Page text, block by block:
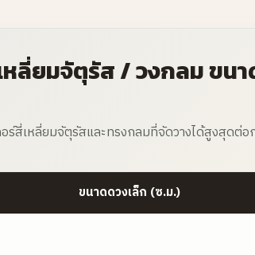
หลี่ยมจัตุรัส / วงกลม ขนา
สี่เหลี่ยมจัตุรัสและทรงกลมที่จัดวางได้สูงสุดต่
ลม ขนาดสำเร็จ A4 จำนวน 1 แผ่นได้กี่ดวง
ขนาดดวงเล็ก (ซ.ม.)